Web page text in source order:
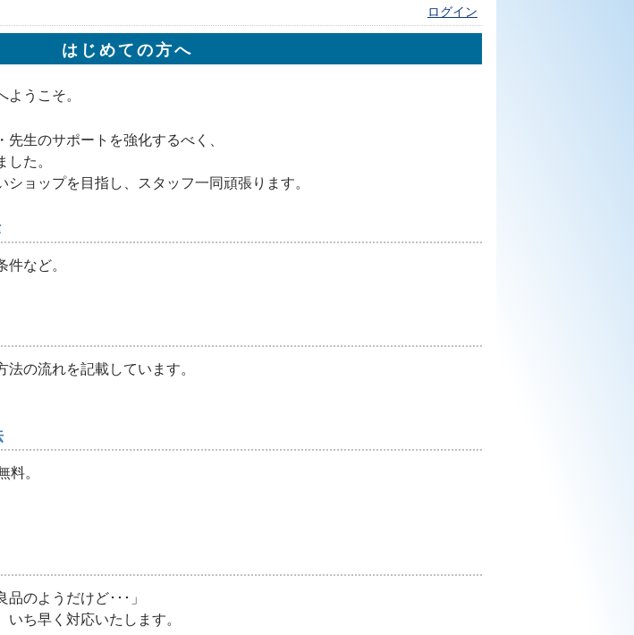
ログイン
はじめての方へ
うこそ。
生のサポートを強化するべく、
た。
ョップを目指し、スタッフ一同頑張ります。
など。
の流れを記載しています。
料。
品のようだけど･･･」
ち早く対応いたします。